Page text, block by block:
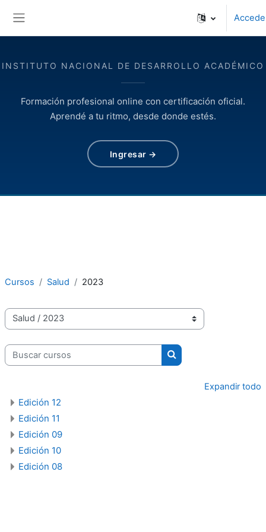
INSTITUTO NACIONAL DE DESARROLLO ACADÉMICO
Formación profesional online con certificación oficial.
Aprendé a tu ritmo, desde donde estés.
Ingresar →
Cursos Salud 2023
Categorías
Buscar cursos
Buscar cursos
Expandir todo
Edición 12
Edición 11
Edición 09
Edición 10
Edición 08